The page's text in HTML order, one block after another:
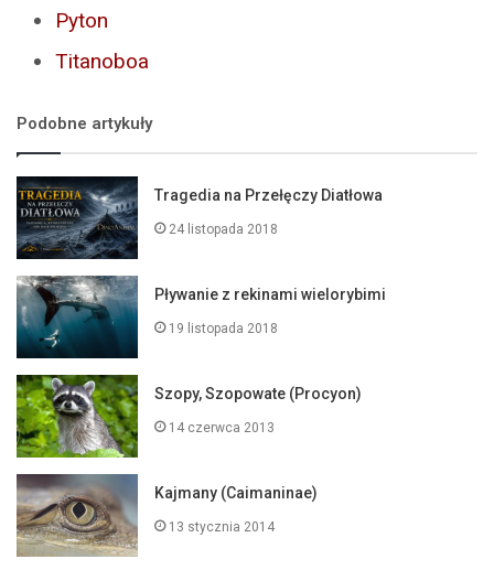
Pyton
Titanoboa
Podobne artykuły
Tragedia na Przełęczy Diatłowa
24 listopada 2018
Pływanie z rekinami wielorybimi
19 listopada 2018
Szopy, Szopowate (Procyon)
14 czerwca 2013
Kajmany (Caimaninae)
13 stycznia 2014